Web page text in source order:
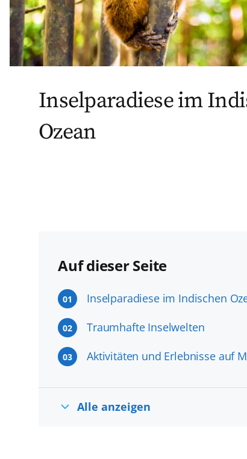
Inselparadiese im
Ozean
Auf dieser Seite
01 Inselparadiese im Indischen
02 Traumhafte Inselwelten
03 Aktivitäten und Erlebnisse auf
Alle anzeigen